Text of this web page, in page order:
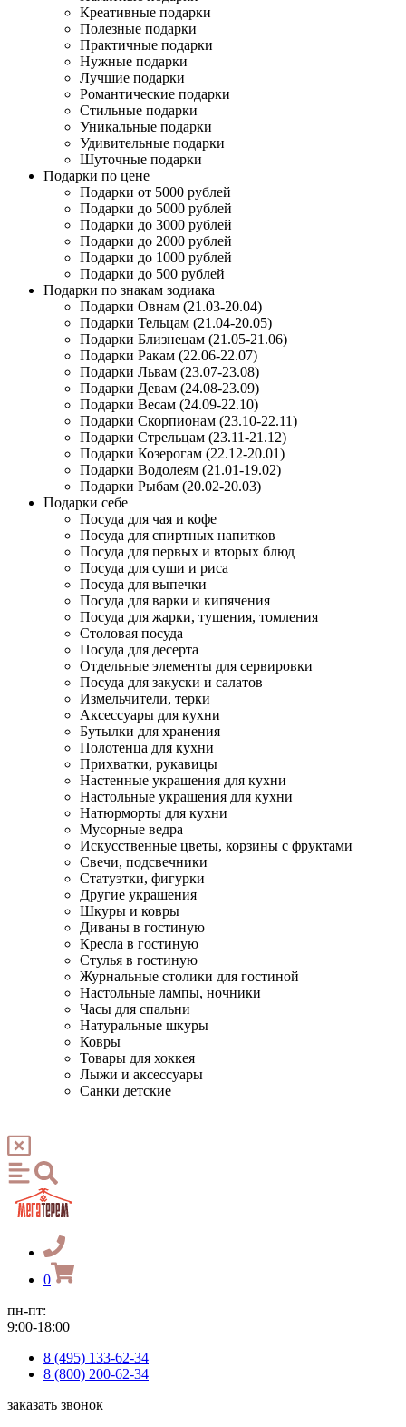
Креативные подарки
Полезные подарки
Практичные подарки
Нужные подарки
Лучшие подарки
Романтические подарки
Стильные подарки
Уникальные подарки
Удивительные подарки
Шуточные подарки
Подарки по цене
Подарки от 5000 рублей
Подарки до 5000 рублей
Подарки до 3000 рублей
Подарки до 2000 рублей
Подарки до 1000 рублей
Подарки до 500 рублей
Подарки по знакам зодиака
Подарки Овнам (21.03-20.04)
Подарки Тельцам (21.04-20.05)
Подарки Близнецам (21.05-21.06)
Подарки Ракам (22.06-22.07)
Подарки Львам (23.07-23.08)
Подарки Девам (24.08-23.09)
Подарки Весам (24.09-22.10)
Подарки Скорпионам (23.10-22.11)
Подарки Стрельцам (23.11-21.12)
Подарки Козерогам (22.12-20.01)
Подарки Водолеям (21.01-19.02)
Подарки Рыбам (20.02-20.03)
Подарки себе
Посуда для чая и кофе
Посуда для спиртных напитков
Посуда для первых и вторых блюд
Посуда для суши и риса
Посуда для выпечки
Посуда для варки и кипячения
Посуда для жарки, тушения, томления
Столовая посуда
Посуда для десерта
Отдельные элементы для сервировки
Посуда для закуски и салатов
Измельчители, терки
Аксессуары для кухни
Бутылки для хранения
Полотенца для кухни
Прихватки, рукавицы
Настенные украшения для кухни
Настольные украшения для кухни
Натюрморты для кухни
Мусорные ведра
Искусственные цветы, корзины с фруктами
Свечи, подсвечники
Статуэтки, фигурки
Другие украшения
Шкуры и ковры
Диваны в гостиную
Кресла в гостиную
Стулья в гостиную
Журнальные столики для гостиной
Настольные лампы, ночники
Часы для спальни
Натуральные шкуры
Ковры
Товары для хоккея
Лыжи и аксессуары
Санки детские
0
пн-пт:
9:00-18:00
8 (495) 133-62-34
8 (800) 200-62-34
заказать звонок